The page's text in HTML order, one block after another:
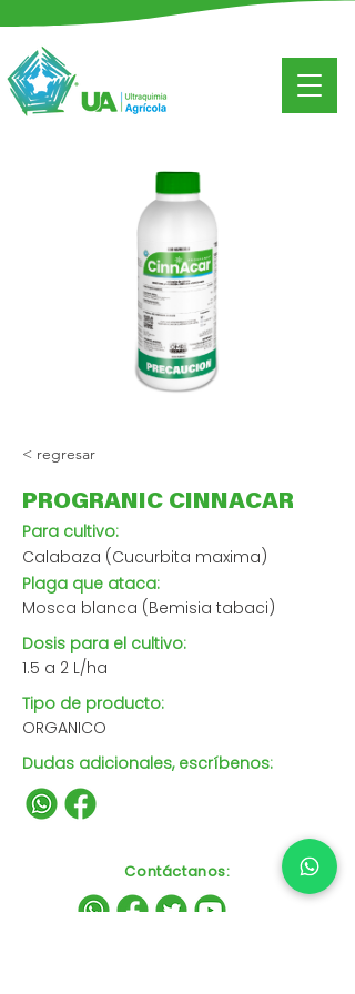
< regresar
PROGRANIC CINNACAR
Para cultivo:
Calabaza (Cucurbita maxima)
Plaga que ataca:
Mosca blanca (Bemisia tabaci)
Dosis para el cultivo:
1.5 a 2 L/ha
Tipo de producto:
ORGANICO
Dudas adicionales, escríbenos:
Contáctanos: